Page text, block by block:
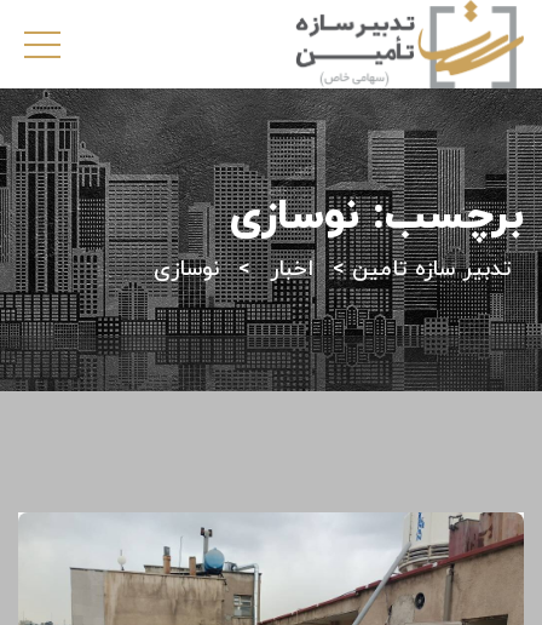
برچسب:نوسازی
تدبیر سازه تامین> اخبار > نوسازی